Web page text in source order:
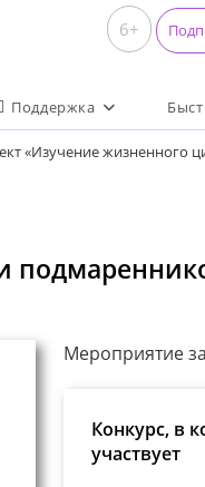
6+
Поддержка
«Изучение жизненного
Мероприятие
Конкурс, в
участвует